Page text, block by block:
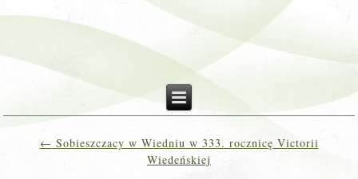
← Sobieszczacy w Wiedniu w 333. rocznicę Victorii
Wiedeńskiej